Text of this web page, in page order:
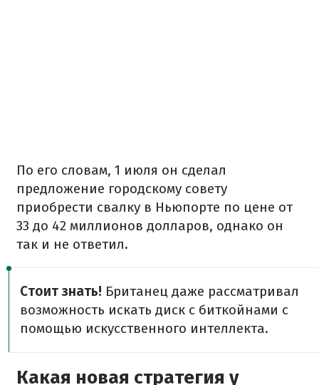
По его словам, 1 июля он сделал
предложение городскому совету
приобрести свалку в Ньюпорте по цене от
33 до 42 миллионов долларов, однако он
так и не ответил.
Стоит знать! Британец даже рассматривал
возможность искать диск с биткойнами с
помощью искусственного интеллекта.
Какая новая стратегия у